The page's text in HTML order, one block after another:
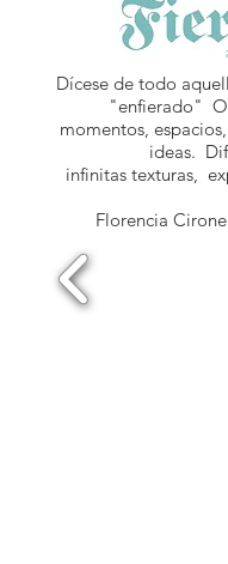
Dícese de todo
"enfierado"
momentos,
ideas.
infinitas texturas,
Florencia